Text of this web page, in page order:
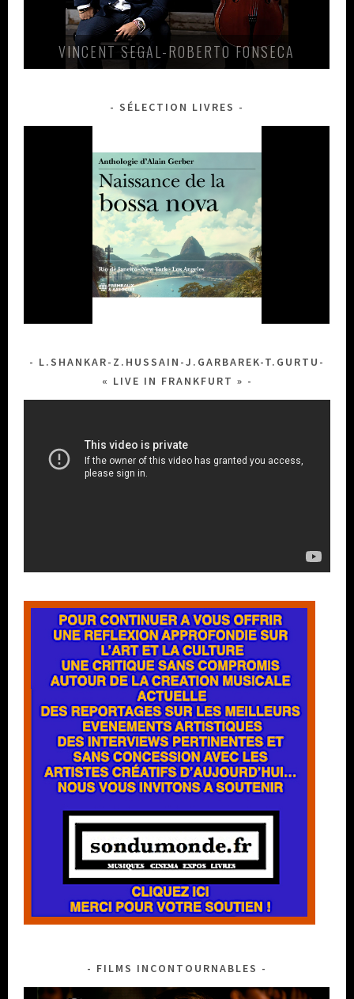
MELISSA ALDANA
VINCENT SEGAL-ROBERTO FONSECA
YOUN SUN NAH
DHAFER YOUSSEF
LEA MARIA FREIS
BIRDS ON A WIRE
MILENA CASADO
BALLAKE SISSOKO - PIERS FACCINI
FATOUMATA DIAWARA
SILVIA PEREZ CRUZ
LELA MARTIAL
SÉLECTION LIVRES
L.SHANKAR-Z.HUSSAIN-J.GARBAREK-T.GURTU-
« LIVE IN FRANKFURT »
FILMS INCONTOURNABLES